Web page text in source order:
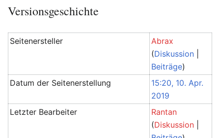
Versionsgeschichte
Seitenersteller
Abrax
(Diskussion
Beiträge)
Datum der Seitenerstellung
15:20, 10. Apr.
2019
Letzter Bearbeiter
Rantan
(Diskussion